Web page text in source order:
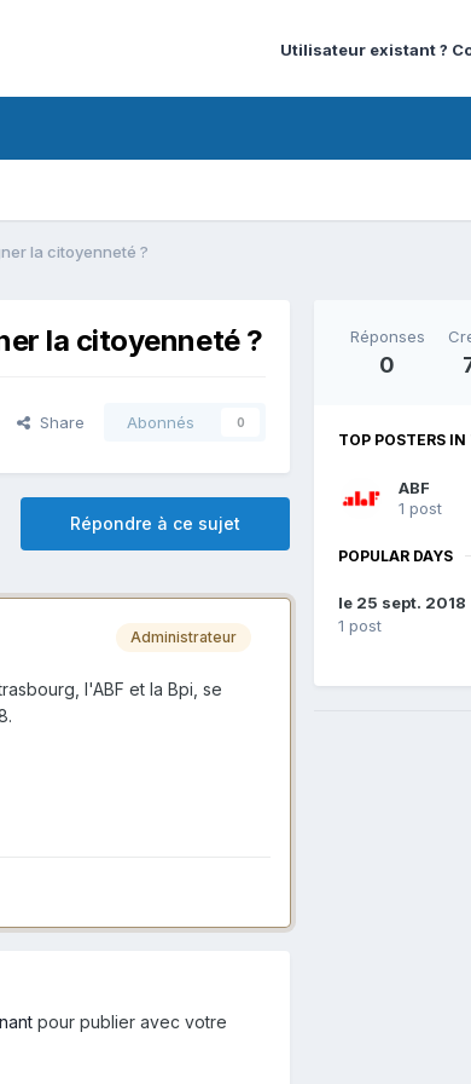
Utilisateur existant ?
la citoyenneté ?
la citoyenneté ?
Share Abonnés 0
Répondre à ce sujet
Administrateur
l'ABF et la Bpi, se
pour publier avec votre
Réponses
0
TOP POSTERS
ABF
1 post
POPULAR DAYS
le 25 sept. 2018
1 post